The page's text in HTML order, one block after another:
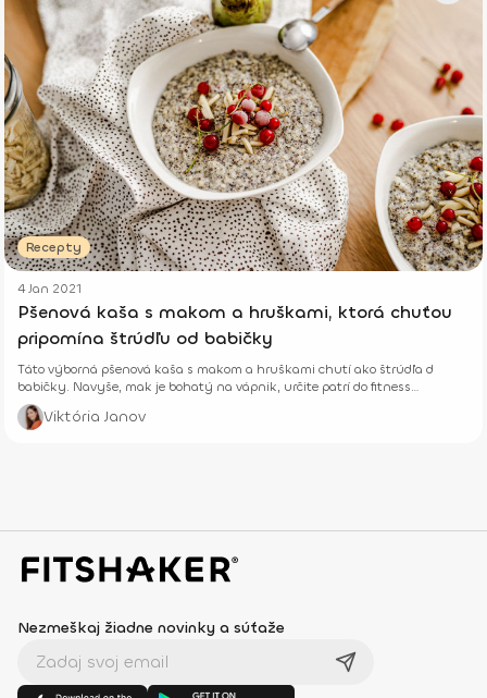
Recepty
4 Jan 2021
Pšenová kaša s makom a hruškami, ktorá chuťou
pripomína štrúdľu od babičky
Táto výborná pšenová kaša s makom a hruškami chutí ako štrúdľa d
babičky. Navyše, mak je bohatý na vápnik, určite patrí do fitness
jeádlnička.
Viktória Janov
Nezmeškaj žiadne novinky a súťaže